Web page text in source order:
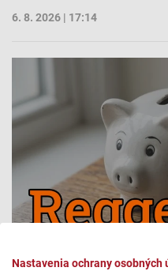
Nastavenia ochrany osobných
6. 8. 2026 | 17:14
Folyamatosan